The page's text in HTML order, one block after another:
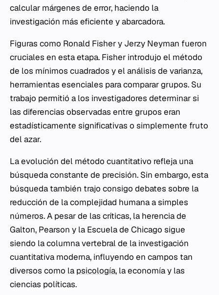
calcular márgenes de error, haciendo la
investigación más eficiente y abarcadora.
Figuras como Ronald Fisher y Jerzy Neyman fueron
cruciales en esta etapa. Fisher introdujo el método
de los mínimos cuadrados y el análisis de varianza,
herramientas esenciales para comparar grupos. Su
trabajo permitió a los investigadores determinar si
las diferencias observadas entre grupos eran
estadísticamente significativas o simplemente fruto
del azar.
La evolución del método cuantitativo refleja una
búsqueda constante de precisión. Sin embargo, esta
búsqueda también trajo consigo debates sobre la
reducción de la complejidad humana a simples
números. A pesar de las críticas, la herencia de
Galton, Pearson y la Escuela de Chicago sigue
siendo la columna vertebral de la investigación
cuantitativa moderna, influyendo en campos tan
diversos como la psicología, la economía y las
ciencias políticas.